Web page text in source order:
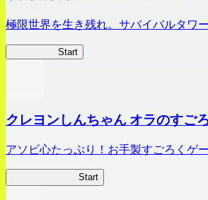
極限世界を生き残れ。サバイバルタワ
Start
クレヨンしんちゃん オラのすご
アソビ心たっぷり！お手製すごろくゲ
Start